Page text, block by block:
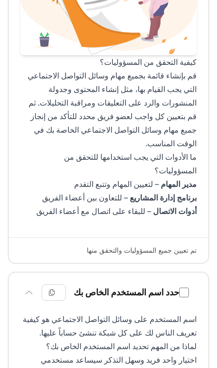
كيفية التحقق من المسؤوليات؟
قم بإنشاء قائمة بجميع مهام وسائل التواصل الاجتماعي
التي يجب القيام بها، مثل إنشاء المحتوى وجدولة
المنشورات والرد على التعليقات ومراقبة التحليلات. ثم
قم بتعيين كل واجب لعضو فريق محدد للتأكد من إنجاز
جميع مهام وسائل التواصل الاجتماعي الخاصة بك في
الوقت المناسب.
ما الأدوات التي يجب استخدامها للتحقق من
المسؤوليات؟
مدير المهام – لتعيين المهام وتتبع التقدم
برنامج إدارة المشاريع – للتعاون بين أعضاء الفريق
أدوات الاتصال – للبقاء على اتصال مع أعضاء الفريق
تم تعيين جميع المسؤوليات والتحقق منها
حدد اسم المستخدم الخاص بك
اسم المستخدم على وسائل التواصل الاجتماعي هو كيفية
تعريف الناس لك على كل شبكة تنشئ حساباً عليها.
لماذا من المهم تحديد اسم المستخدم الخاص بك؟
اختيار واحد فريد وسهل التذكر سيساعد مستخدمي